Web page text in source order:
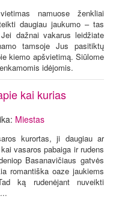
namuose ženkliai
daugiau jaukumo – tas
dažnai vakarus leidžiate
tamsoje Jus pasitiktų
kiemo apšvietimą. Siūlome
idėjomis.
kai kurias
Miestas
kurortas, ji daugiau ar
vasaros pabaiga ir rudens
Basanavičiaus gatvės
romantiška oaze jaukiems
ką rudenėjant nuveikti